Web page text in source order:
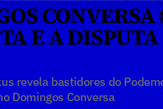
CONVERSA
E A
revela bastidores do
Domingos Conversa